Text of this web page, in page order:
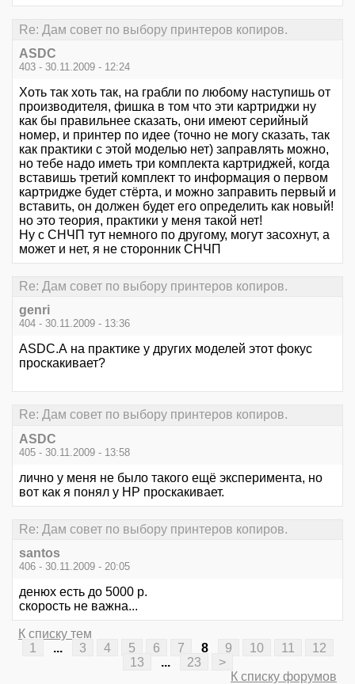
Re: Дам совет по выбору принтеров копиров.
ASDC
403 - 30.11.2009 - 12:24
Хоть так хоть так, на грабли по любому наступишь от
производителя, фишка в том что эти картриджи ну
как бы правильнее сказать, они имеют серийный
номер, и принтер по идее (точно не могу сказать, так
как практики с этой моделью нет) заправлять можно,
но тебе надо иметь три комплекта картриджей, когда
вставишь третий комплект то информация о первом
картридже будет стёрта, и можно заправить первый и
вставить, он должен будет его определить как новый!
но это теория, практики у меня такой нет!
Ну с СНЧП тут немного по другому, могут засохнут, а
может и нет, я не сторонник СНЧП
Re: Дам совет по выбору принтеров копиров.
genri
404 - 30.11.2009 - 13:36
ASDC.А на практике у других моделей этот фокус
проскакивает?
Re: Дам совет по выбору принтеров копиров.
ASDC
405 - 30.11.2009 - 13:58
лично у меня не было такого ещё эксперимента, но
вот как я понял у НР проскакивает.
Re: Дам совет по выбору принтеров копиров.
santos
406 - 30.11.2009 - 20:05
денюх есть до 5000 р.
скорость не важна...
К списку тем
1
... 3 4 5 6 7 8 9 10 11
12
13
... 23
>
К списку форумов